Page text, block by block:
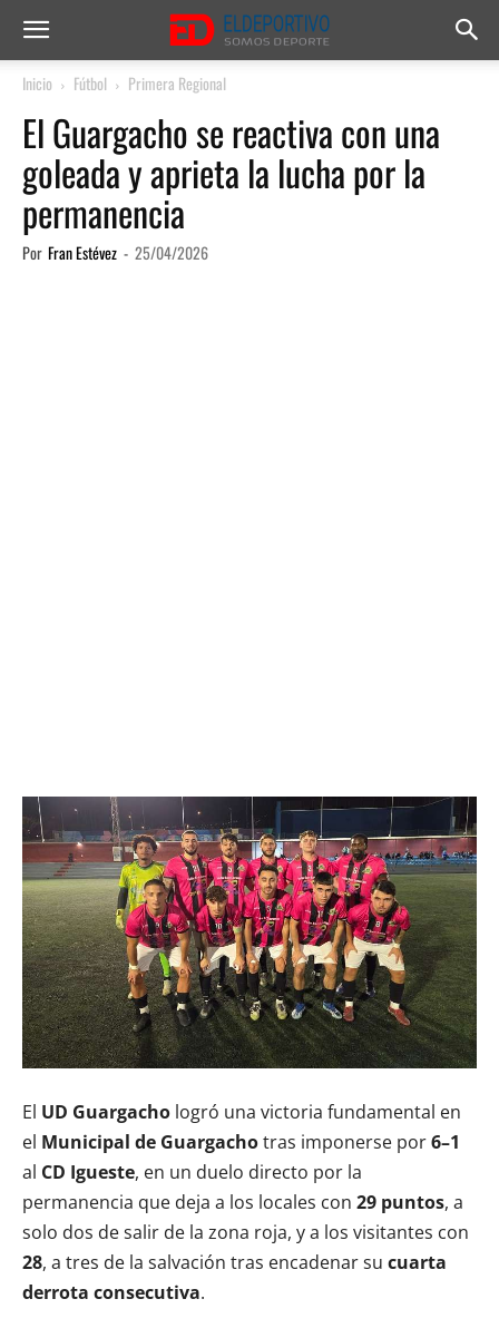
Inicio Fútbol Primera Regional
El Guargacho se reactiva con una
goleada y aprieta la lucha por la
permanencia
Por Fran Estévez - 25/04/2026
El UD Guargacho logró una victoria fundamental en
el Municipal de Guargachotras imponerse por6–1
al CD Igueste, en un duelo directo por la
permanencia que deja a los locales con 29 puntos, a
solo dos de salir de la zona roja, y a los visitantes con
28, a tres de la salvación tras encadenar su cuarta
derrota consecutiva.